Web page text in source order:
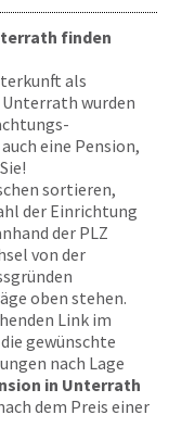
finden
als
wurden
eine Pension,
sortieren,
der Einrichtung
der PLZ
von der
oben stehen.
Link im
gewünschte
nach Lage
in Unterrath
dem Preis einer